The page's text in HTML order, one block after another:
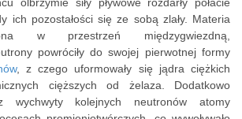
ich pozostałości się ze sobą zlały. Materia
w przestrzeń międzygwiezdną,
powróciły do swojej pierwotnej formy
, z czego uformowały się jądra ciężkich
cięższych od żelaza. Dodatkowo
wychwyty kolejnych neutronów atomy